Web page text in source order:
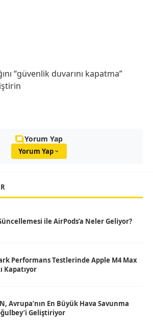
“güvenlik duvarını kapatma”
Yorum Yap
Yorum Yap
ile AirPods’a Neler Geliyor?
Performans Testlerinde Apple M4 Max
Kapatıyor
Avrupa’nın En Büyük Hava Savunma
Geliştiriyor